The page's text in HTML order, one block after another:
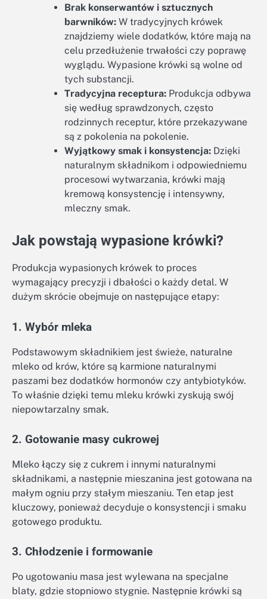
Brak konserwantów i sztucznych
barwników: W tradycyjnych krówek
znajdziemy wiele dodatków, które mają na
celu przedłużenie trwałości czy poprawę
wyglądu. Wypasione krówki są wolne od
tych substancji.
Tradycyjna receptura: Produkcja odbywa
się według sprawdzonych, często
rodzinnych receptur, które przekazywane
są z pokolenia na pokolenie.
Wyjątkowy smak i konsystencja: Dzięki
naturalnym składnikom i odpowiedniemu
procesowi wytwarzania, krówki mają
kremową konsystencję i intensywny,
mleczny smak.
Jak powstają wypasione krówki?
Produkcja wypasionych krówek to proces
wymagający precyzji i dbałości o każdy detal. W
dużym skrócie obejmuje on następujące etapy:
1. Wybór mleka
Podstawowym składnikiem jest świeże, naturalne
mleko od krów, które są karmione naturalnymi
paszami bez dodatków hormonów czy antybiotyków.
To właśnie dzięki temu mleku krówki zyskują swój
niepowtarzalny smak.
2. Gotowanie masy cukrowej
Mleko łączy się z cukrem i innymi naturalnymi
składnikami, a następnie mieszanina jest gotowana na
małym ogniu przy stałym mieszaniu. Ten etap jest
kluczowy, ponieważ decyduje o konsystencji i smaku
gotowego produktu.
3. Chłodzenie i formowanie
Po ugotowaniu masa jest wylewana na specjalne
blaty, gdzie stopniowo stygnie. Następnie krówki są